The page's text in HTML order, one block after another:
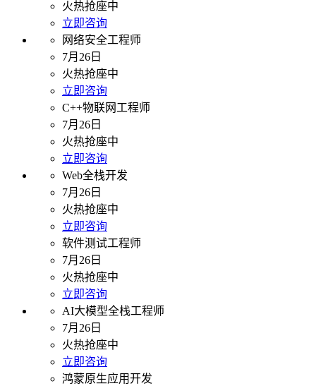
火热抢座中
立即咨询
网络安全工程师
7月26日
火热抢座中
立即咨询
C++物联网工程师
7月26日
火热抢座中
立即咨询
Web全栈开发
7月26日
火热抢座中
立即咨询
软件测试工程师
7月26日
火热抢座中
立即咨询
AI大模型全栈工程师
7月26日
火热抢座中
立即咨询
鸿蒙原生应用开发